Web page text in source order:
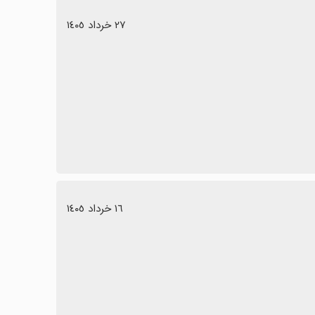
که مخصوصاً برای علاقه‌مندان به تجربه رانندگی ایرانی
٢٧ خرداد ١٤٠٥
١٦ خرداد ١٤٠٥